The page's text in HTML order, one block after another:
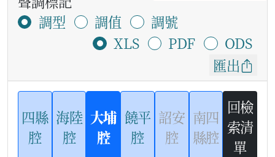
調型
調值
調號
XLS
PDF
ODS
匯出
四縣
腔
海陸
腔
大埔
腔
饒平
腔
詔安
腔
南四
縣腔
回檢
索清
單